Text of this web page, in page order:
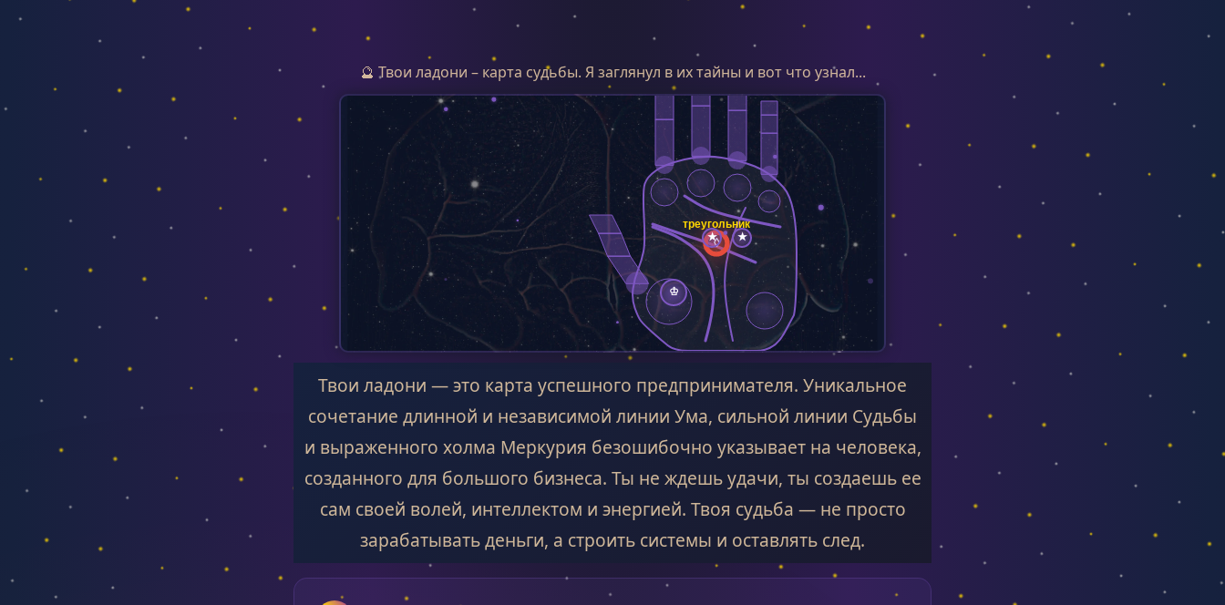
🔮 Твои ладони – карта судьбы. Я заглянул в их тайны и вот что узнал...
Твои ладони — это карта успешного предпринимателя. Уникальное
сочетание длинной и независимой линии Ума, сильной линии Судьбы
и выраженного холма Меркурия безошибочно указывает на человека,
созданного для большого бизнеса. Ты не ждешь удачи, ты создаешь ее
сам своей волей, интеллектом и энергией. Твоя судьба — не просто
зарабатывать деньги, а строить системы и оставлять след.